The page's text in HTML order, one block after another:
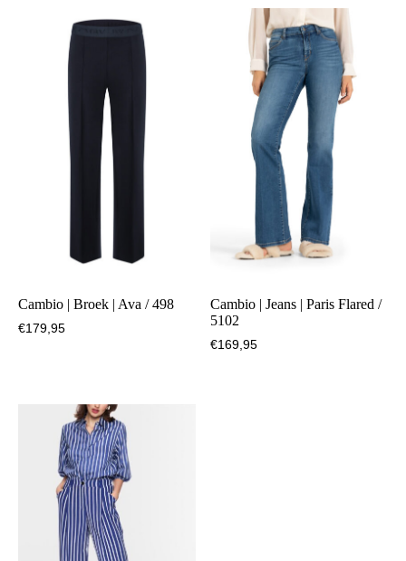
Cambio | Broek | Ava / 498
€179,95
Cambio | Jeans | Paris Flared /
5102
€169,95